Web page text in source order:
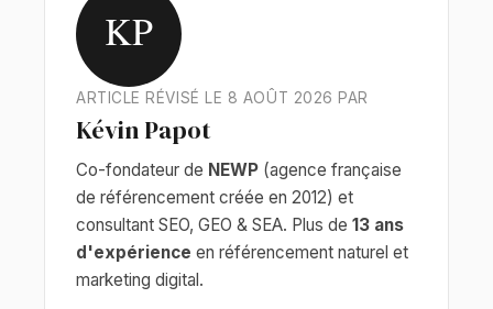
KP
ARTICLE RÉVISÉ LE 8 AOÛT 2026 PAR
Kévin Papot
Co-fondateur de NEWP (agence française
de référencement créée en 2012) et
consultant SEO, GEO & SEA. Plus de 13 ans
d'expérience en référencement naturel et
marketing digital.